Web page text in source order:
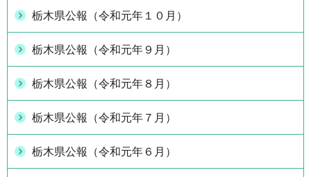
栃木県公報（令和元年１０月）
栃木県公報（令和元年９月）
栃木県公報（令和元年８月）
栃木県公報（令和元年７月）
栃木県公報（令和元年６月）